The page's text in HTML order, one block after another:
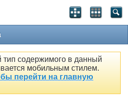
тип содержимого в данный
мобильным стилем.
перейти на главную